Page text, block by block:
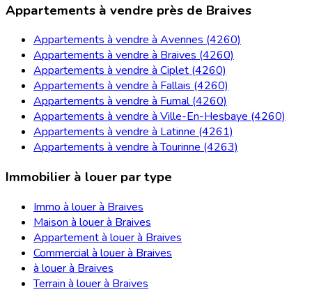
Appartements à vendre près de Braives
Appartements à vendre à Avennes (4260)
Appartements à vendre à Braives (4260)
Appartements à vendre à Ciplet (4260)
Appartements à vendre à Fallais (4260)
Appartements à vendre à Fumal (4260)
Appartements à vendre à Ville-En-Hesbaye (4260)
Appartements à vendre à Latinne (4261)
Appartements à vendre à Tourinne (4263)
Immobilier à louer par type
Immo à louer à Braives
Maison à louer à Braives
Appartement à louer à Braives
Commercial à louer à Braives
à louer à Braives
Terrain à louer à Braives